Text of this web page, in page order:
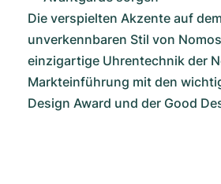
Die verspielten Akzente auf
unverkennbaren Stil von
einzigartige Uhrentechnik der
Markteinführung mit den
Design Award und der Good